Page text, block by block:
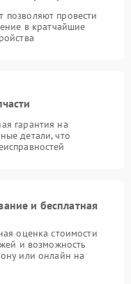
провести
в кратчайшие
гарантия на
детали, что
и бесплатная
оценка стоимости
и возможность
или онлайн на